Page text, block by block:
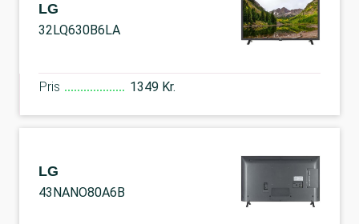
LG
32LQ630B6LA
Pris 1349 Kr.
LG
43NANO80A6B